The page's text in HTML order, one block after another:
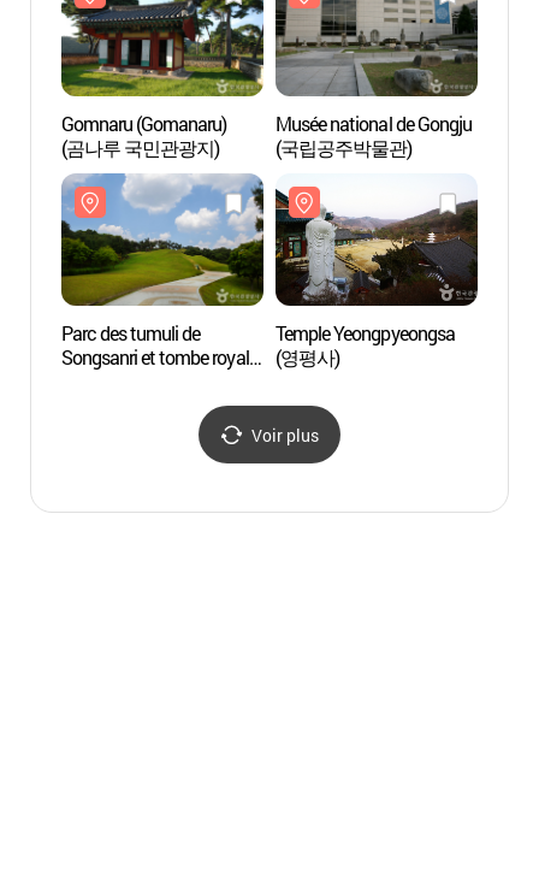
Gomnaru (Gomanaru)
(곰나루 국민관광지)
Musée national de Gongju
(국립공주박물관)
Parc des tumuli de
Songsanri et tombe royale
(patrimoine de l'Unesco)
무령왕릉 [유네스코
Temple Yeongpyeongsa
(영평사)
Voir plus